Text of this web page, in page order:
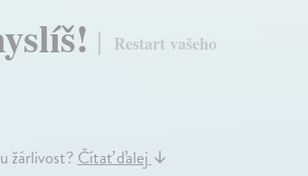
Restart vašeho
žárlivost?Čítať ďalej↓